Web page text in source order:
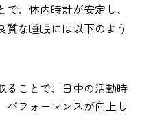
、体内時計が安定し、
質な睡眠には以下のよう
ることで、日中の活動時
パフォーマンスが向上し